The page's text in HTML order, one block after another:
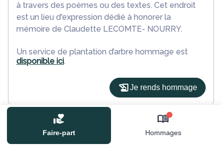
Faire-part Hommages
à travers des poèmes ou des textes. Cet endroit
est un lieu d'expression dédié à honorer la
mémoire de Claudette LECOMTE- NOURRY.
Un service de plantation d’arbre hommage est
disponible ici.
Je rends hommage
Cérémonie religieuse
mercredi 16 décembre 2020 à 14h30
Église de Saint-Marc-du-Cor